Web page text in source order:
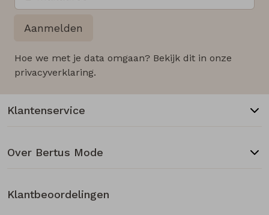
Aanmelden
Hoe we met je data omgaan? Bekijk dit in onze
privacyverklaring.
Klantenservice
Over Bertus Mode
Klantbeoordelingen